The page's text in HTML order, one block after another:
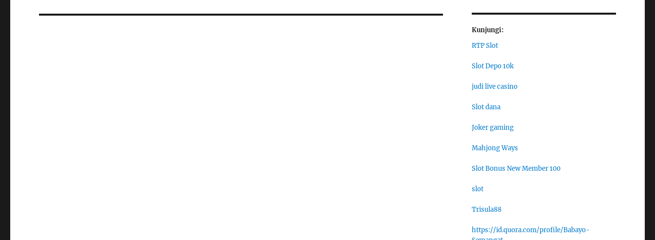
Kunjungi:
RTP Slot
Slot Depo 10k
judi live casino
Slot dana
Joker gaming
Mahjong Ways
Slot Bonus New Member 100
slot
Trisula88
https://id.quora.com/profile/Babayo-